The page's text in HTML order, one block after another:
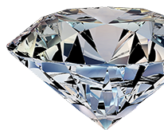
content